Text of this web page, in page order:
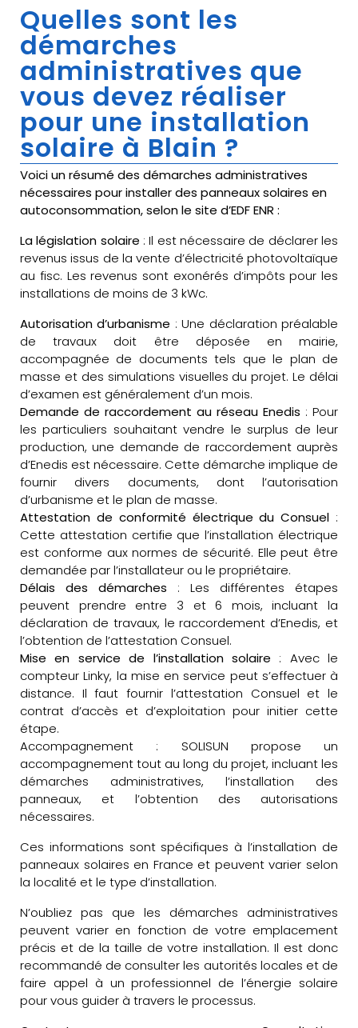
Quelles sont les
démarches
administratives que
vous devez réaliser
pour une installation
solaire à Blain ?
Voici un résumé des démarches administratives
nécessaires pour installer des panneaux solaires en
autoconsommation, selon le site d’EDF ENR :
La législation solaire : Il est nécessaire de déclarer les
revenus issus de la vente d’électricité photovoltaïque
au fisc. Les revenus sont exonérés d’impôts pour les
installations de moins de 3 kWc.
Autorisation d’urbanisme : Une déclaration préalable
de travaux doit être déposée en mairie,
accompagnée de documents tels que le plan de
masse et des simulations visuelles du projet. Le délai
d’examen est généralement d’un mois.
Demande de raccordement au réseau Enedis : Pour
les particuliers souhaitant vendre le surplus de leur
production, une demande de raccordement auprès
d’Enedis est nécessaire. Cette démarche implique de
fournir divers documents, dont l’autorisation
d’urbanisme et le plan de masse.
Attestation de conformité électrique du Consuel :
Cette attestation certifie que l’installation électrique
est conforme aux normes de sécurité. Elle peut être
demandée par l’installateur ou le propriétaire.
Délais des démarches : Les différentes étapes
peuvent prendre entre 3 et 6 mois, incluant la
déclaration de travaux, le raccordement d’Enedis, et
l’obtention de l’attestation Consuel.
Mise en service de l’installation solaire : Avec le
compteur Linky, la mise en service peut s’effectuer à
distance. Il faut fournir l’attestation Consuel et le
contrat d’accès et d’exploitation pour initier cette
étape.
Accompagnement : SOLISUN propose un
accompagnement tout au long du projet, incluant les
démarches administratives, l’installation des
panneaux, et l’obtention des autorisations
nécessaires.
Ces informations sont spécifiques à l’installation de
panneaux solaires en France et peuvent varier selon
la localité et le type d’installation.
N’oubliez pas que les démarches administratives
peuvent varier en fonction de votre emplacement
précis et de la taille de votre installation. Il est donc
recommandé de consulter les autorités locales et de
faire appel à un professionnel de l’énergie solaire
pour vous guider à travers le processus.